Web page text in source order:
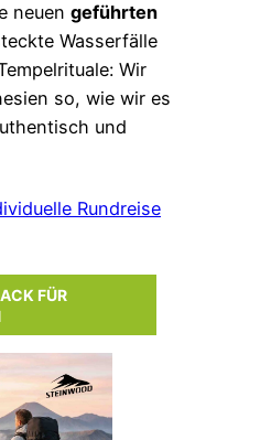
neuen geführten
Wasserfälle
Wir
so, wie wir es
und
Rundreise
FÜR